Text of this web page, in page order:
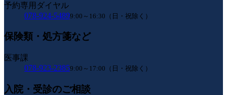
予約専用ダイヤル
078-924-54899:00～16:30（日・祝除く）
保険類・処方箋など
医事課
078-923-23859:00～17:00（日・祝除く）
入院・受診のご相談